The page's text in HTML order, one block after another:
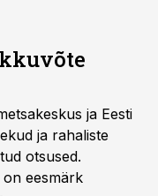
ja Eesti
ja rahaliste
otsused.
on eesmärk